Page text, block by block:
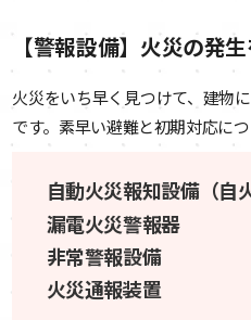
【警報設備】火災の発
火災をいち早く見つけて、建物
です。素早い避難と初期対応につ
自動火災報知設備（自
漏電火災警報器
非常警報設備
火災通報装置